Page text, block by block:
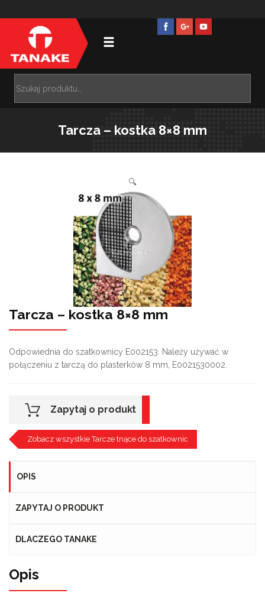
Tarcza – kostka 8×8 mm
🔍
Tarcza – kostka 8×8 mm
Odpowiednia do szatkownicy E002153. Należy używać w
połączeniu z tarczą do plasterków 8 mm, E0021530002.
Zapytaj o produkt
Zobacz wszystkie Tarcze tnące do szatkownic
OPIS
ZAPYTAJ O PRODUKT
DLACZEGO TANAKE
Opis